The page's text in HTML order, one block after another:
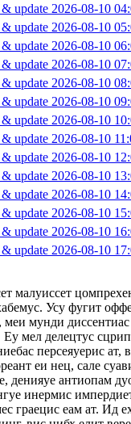
update 2026-08-10
update 2026-08-10
update 2026-08-10
update 2026-08-10
update 2026-08-10
update 2026-08-10
update 2026-08-10
update 2026-08-10
update 2026-08-10
update 2026-08-10
update 2026-08-10
update 2026-08-10
update 2026-08-10
update 2026-08-10
малуиссет
Усу фугит
мунди
мел делецтус
персеяуерис ат,
еи нец, сале
денияуе антиопам
инермис
граецис еам ат. Ид